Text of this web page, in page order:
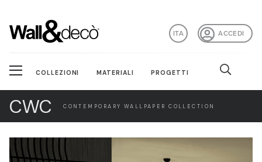
ACCEDI
ITA
COLLEZIONI MATERIALI PROGETTI
CWC CONTEMPORARY WALLPAPER COLLECTION